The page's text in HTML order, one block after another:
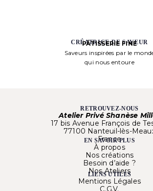
CRÉATRICE DE SAVEUR
PÂTISSERIE FINE
Saveurs inspirées par le
qui nous entoure
RETROUVEZ-NOUS
Atelier Privé Shanèse
17 bis Avenue François de
77100 Nanteuil-lès-
France
EN SAVOIR PLUS
À propos
Nos créations
Besoin d’aide ?
Nos Ateliers
LIENS UTILES
Mentions Légales
C.G.V.